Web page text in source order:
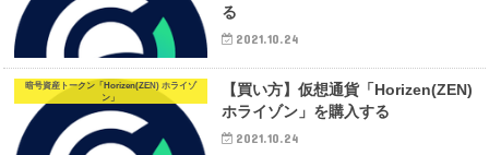
る
2021.10.24
暗号資産トークン「Horizen(ZEN) ホライゾ
ン」
【買い方】仮想通貨「Horizen(ZEN)
ホライゾン」を購入する
2021.10.24